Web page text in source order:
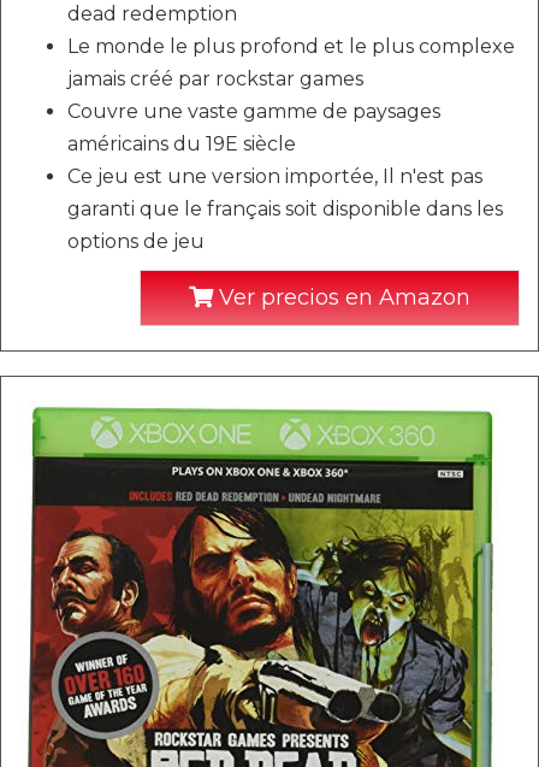
dead redemption
Le monde le plus profond et le plus complexe
jamais créé par rockstar games
Couvre une vaste gamme de paysages
américains du 19E siècle
Ce jeu est une version importée, Il n'est pas
garanti que le français soit disponible dans les
options de jeu
Ver precios en Amazon